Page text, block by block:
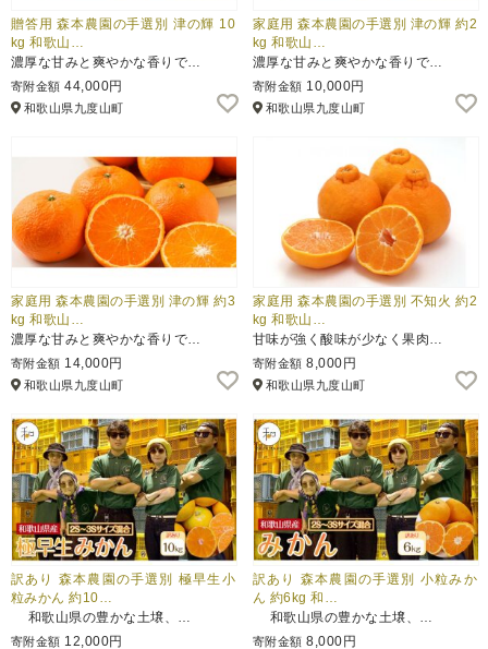
贈答用 森本農園の手選別 津の輝 10
kg 和歌山…
濃厚な甘みと爽やかな香りで…
寄附金額 44,000円
和歌山県九度山町
家庭用 森本農園の手選別 津の輝 約2
kg 和歌山…
濃厚な甘みと爽やかな香りで…
寄附金額 10,000円
和歌山県九度山町
家庭用 森本農園の手選別 津の輝 約3
kg 和歌山…
濃厚な甘みと爽やかな香りで…
寄附金額 14,000円
和歌山県九度山町
家庭用 森本農園の手選別 不知火 約2
kg 和歌山…
甘味が強く酸味が少なく果肉…
寄附金額 8,000円
和歌山県九度山町
訳あり 森本農園の手選別 極早生小
粒みかん 約10…
和歌山県の豊かな土壌、…
寄附金額 12,000円
訳あり 森本農園の手選別 小粒みか
ん 約6kg 和…
和歌山県の豊かな土壌、…
寄附金額 8,000円